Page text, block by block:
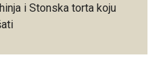
i Stonska torta koju